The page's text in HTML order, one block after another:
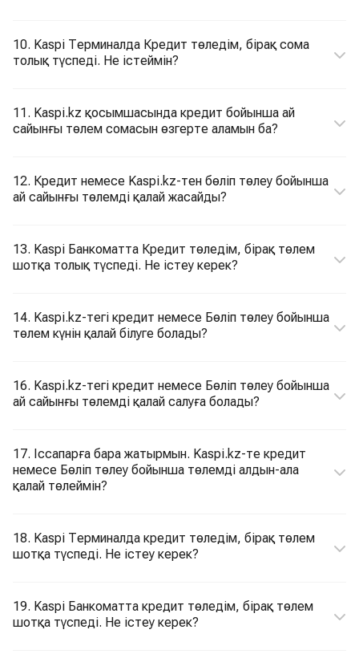
10. Kaspi Терминалда Кредит төледім, бірақ сома
толық түспеді. Не істеймін?
11. Kaspi.kz қосымшасында кредит бойынша ай
сайынғы төлем сомасын өзгерте аламын ба?
12. Кредит немесе Kaspi.kz-тен бөліп төлеу бойынша
ай сайынғы төлемді қалай жасайды?
13. Kaspi Банкоматта Кредит төледім, бірақ төлем
шотқа толық түспеді. Не істеу керек?
14. Kaspi.kz-тегі кредит немесе Бөліп төлеу бойынша
төлем күнін қалай білуге болады?
16. Kaspi.kz-тегі кредит немесе Бөліп төлеу бойынша
ай сайынғы төлемді қалай салуға болады?
17. Іссапарға бара жатырмын. Kaspi.kz-те кредит
немесе Бөліп төлеу бойынша төлемді алдын-ала
қалай төлеймін?
18. Kaspi Терминалда кредит төледім, бірақ төлем
шотқа түспеді. Не істеу керек?
19. Kaspi Банкоматта кредит төледім, бірақ төлем
шотқа түспеді. Не істеу керек?